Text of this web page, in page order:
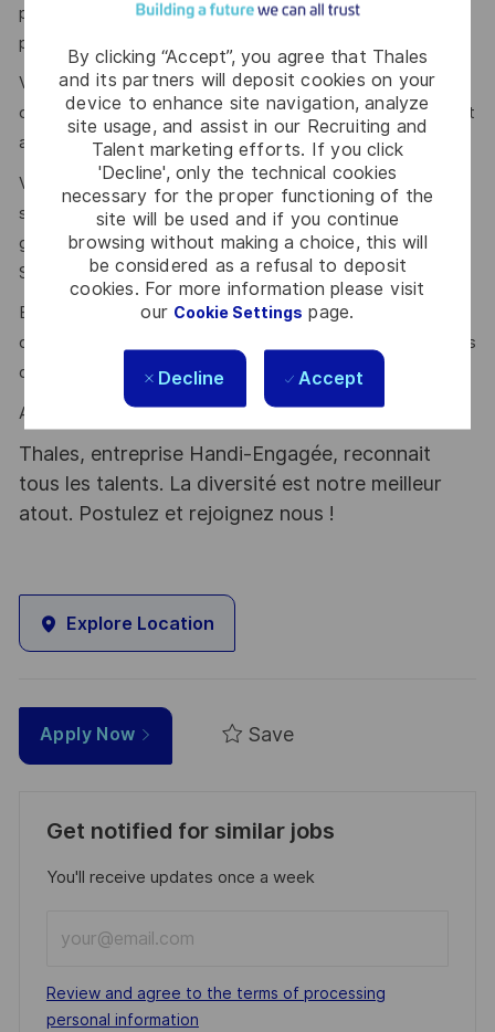
By clicking “Accept”, you agree that Thales
and its partners will deposit cookies on your
device to enhance site navigation, analyze
site usage, and assist in our Recruiting and
Talent marketing efforts. If you click
'Decline', only the technical cookies
necessary for the proper functioning of the
site will be used and if you continue
browsing without making a choice, this will
be considered as a refusal to deposit
cookies. For more information please visit
our Cookie Settings page.
Decline Accept
pilotage et à l’avancement des projets (coûts, charge,
planning, indicateurs, avancement…).
Vous savez mobiliser pour promouvoir et piloter des
chantiers d’amélioration continue et conduire le changement
associé.
Vous maîtrisez les outils informatiques de la bureautique
standard (Word, Excel, Powerpoint) ainsi que les outils de
gestion de projet tels que Primavera, Microsoft Project et
SAP.
Esprit d’équipe, force de proposition, dynamisme,
organisé(e), proactif/ve et communicant(e) sont des atouts
que l’on vous reconnait ?
Alors ce poste est fait pour vous !
Thales, entreprise Handi-Engagée, reconnait
tous les talents. La diversité est notre meilleur
atout. Postulez et rejoignez nous !
Explore Location
Apply Now Save
Get notified for similar jobs
You'll receive updates once a week
Email
address
(Required)
Required
Review and agree to the terms of processing
personal information